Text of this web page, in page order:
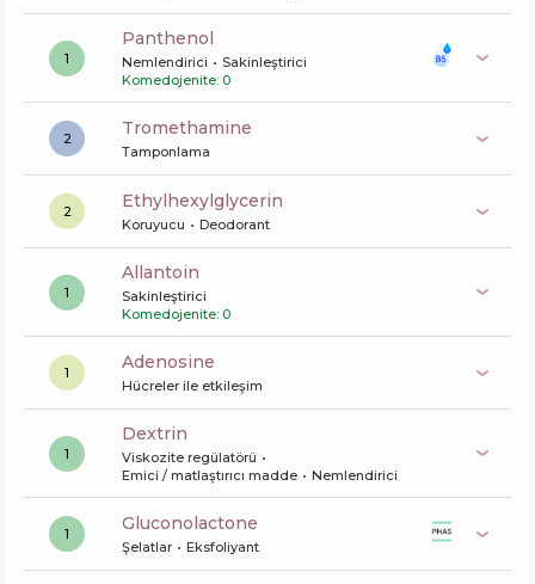
1
panthenol
Nemlendirici
Sakinleştirici
Komedojenite: 0
2 tromethamine
Tamponlama
2 ethylhexylglycerin
Koruyucu Deodorant
1
allantoin
Sakinleştirici
Komedojenite: 0
1 Adenosine
Hücreler ile etkileşim
1
dextrin
Viskozite regülatörü
Emici / matlaştırıcı madde
Nemlendirici
1 gluconolactone
Şelatlar Eksfoliyant